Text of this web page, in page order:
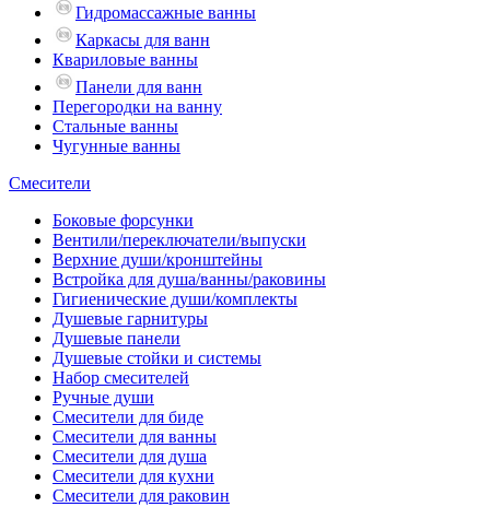
Гидромассажные ванны
Каркасы для ванн
Квариловые ванны
Панели для ванн
Перегородки на ванну
Стальные ванны
Чугунные ванны
Смесители
Боковые форсунки
Вентили/переключатели/выпуски
Верхние души/кронштейны
Встройка для душа/ванны/раковины
Гигиенические души/комплекты
Душевые гарнитуры
Душевые панели
Душевые стойки и системы
Набор смесителей
Ручные души
Смесители для биде
Смесители для ванны
Смесители для душа
Смесители для кухни
Смесители для раковин